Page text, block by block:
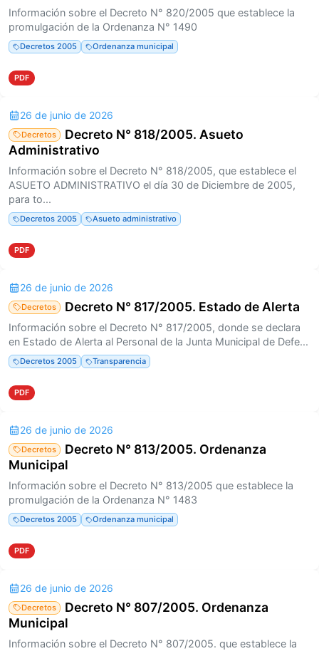
Información sobre el Decreto N° 820/2005 que establece la
promulgación de la Ordenanza N° 1490
Decretos 2005 Ordenanza municipal
PDF
26 de junio de 2026
Decretos
Decreto N° 818/2005. Asueto
Administrativo
Información sobre el Decreto N° 818/2005, que establece el
ASUETO ADMINISTRATIVO el día 30 de Diciembre de 2005,
para to...
Decretos 2005 Asueto administrativo
PDF
26 de junio de 2026
Decretos Decreto N° 817/2005. Estado de Alerta
Información sobre el Decreto N° 817/2005, donde se declara
en Estado de Alerta al Personal de la Junta Municipal de Defe...
Decretos 2005 Transparencia
PDF
26 de junio de 2026
Decretos
Decreto N° 813/2005. Ordenanza
Municipal
Información sobre el Decreto N° 813/2005 que establece la
promulgación de la Ordenanza N° 1483
Decretos 2005 Ordenanza municipal
PDF
26 de junio de 2026
Decretos
Decreto N° 807/2005. Ordenanza
Municipal
Información sobre el Decreto N° 807/2005. que establece la